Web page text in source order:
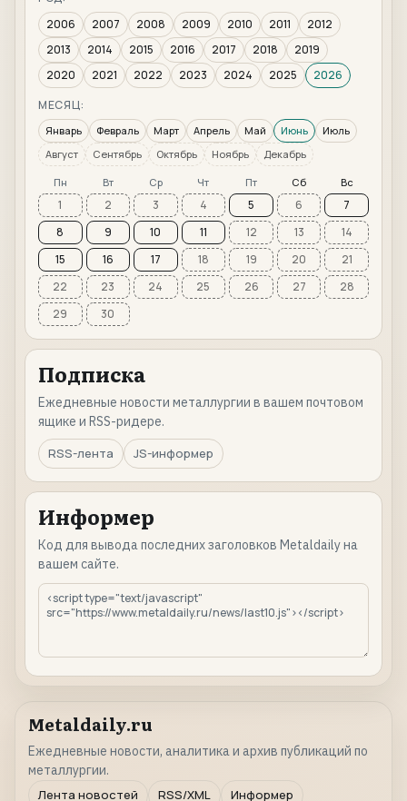
2006
2007 2008 2009 2010 2011
2012
2013
2014 2015 2016 2017 2018
2019
2020
2021 2022 2023 2024 2025
2026
МЕСЯЦ:
Январь Февраль Март Апрель Май Июнь
Июль
Август
Сентябрь Октябрь Ноябрь Декабрь
Пн Вт Ср Чт Пт Сб Вс
1 2 3 4 5 6
7
8
9 10 11 12 13
14
15
16 17 18 19 20
21
22
23 24 25 26 27
28
29
30
Подписка
Ежедневные новости металлургии в вашем почтовом
ящике и RSS-ридере.
RSS-лента
JS-информер
Информер
Код для вывода последних заголовков Metaldaily на
вашем сайте.
Metaldaily.ru
Ежедневные новости, аналитика и архив публикаций по
металлургии.
Лента новостей
RSS/XML Информер